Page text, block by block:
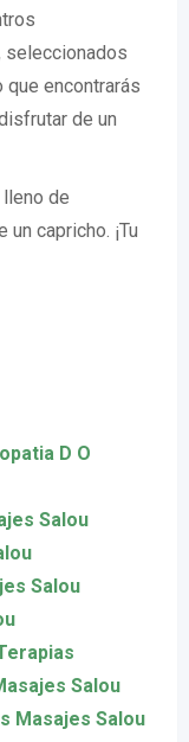
seleccionados
que encontrarás
de un
de
capricho. ¡Tu
D O
Salou
Salou
Salou
Masajes Salou